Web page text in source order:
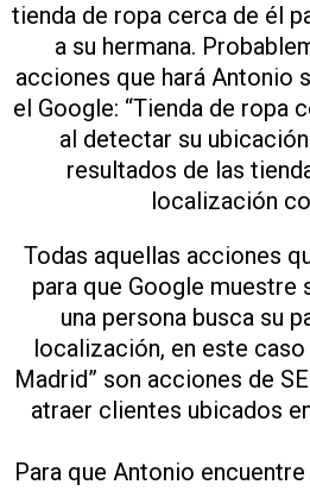
tienda de ropa cerca de él
a su hermana.
acciones que hará Antonio
el Google: “Tienda de ropa
al detectar su
resultados de las
localización
Todas aquellas acciones
para que Google muestre
una persona busca su
localización, en este caso
Madrid” son acciones de
atraer clientes ubicados
Para que Antonio